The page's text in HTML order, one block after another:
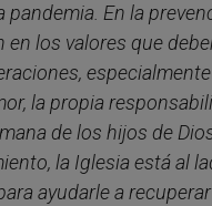
pandemia. En la
en los valores que
la propia
de los hijos de
la Iglesia está al
ayudarle a